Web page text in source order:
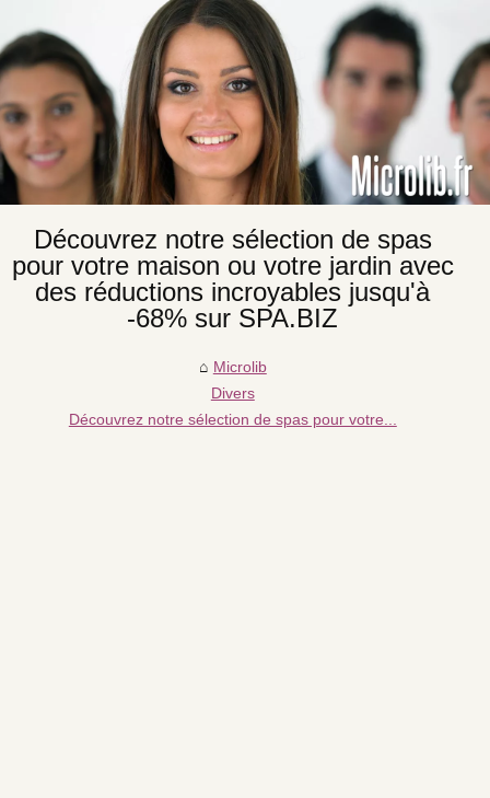
Découvrez notre sélection de spas
pour votre maison ou votre jardin avec
des réductions incroyables jusqu'à
-68% sur SPA.BIZ
Microlib
Divers
Découvrez notre sélection de spas pour votre...